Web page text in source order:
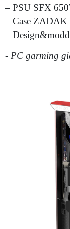
– PSU SFX
– Case
–
- PC garming